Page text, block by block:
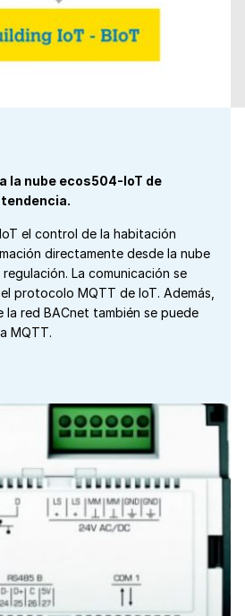
la nube ecos504-IoT de
tendencia.
el control de la habitación
directamente desde la nube
La comunicación se
protocolo MQTT de IoT. Además,
la red BACnet también se puede
MQTT.